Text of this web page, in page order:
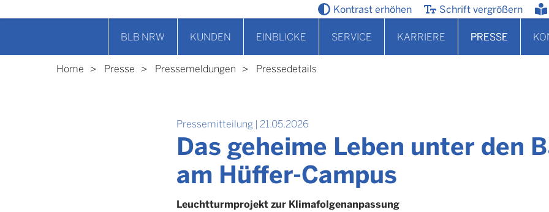
Kontrast erhöhen Schrift vergrößern
BLB NRW KUNDEN EINBLICKE SERVICE KARRIERE PRESSE
Home Presse Pressemeldungen Pressedetails
Pressemitteilung | 21.05.2026
Das geheime Leben unter den
am Hüffer-Campus
Leuchtturmprojekt zur Klimafolgenanpassung